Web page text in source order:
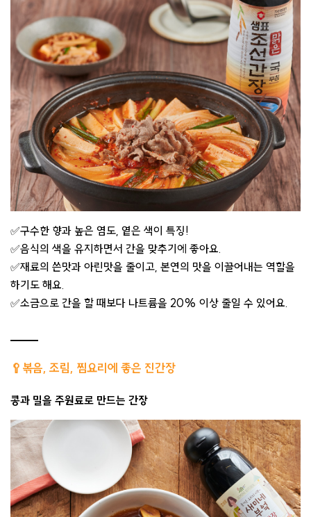
✅구수한 향과 높은 염도, 옅은 색이 특징!
✅음식의 색을 유지하면서 간을 맞추기에 좋아요.
✅재료의 쓴맛과 아린맛을 줄이고, 본연의 맛을 이끌어내는 역할을
하기도 해요.
✅소금으로 간을 할 때보다 나트륨을 20% 이상 줄일 수 있어요.
🥄볶음, 조림, 찜요리에 좋은 진간장
콩과 밀을 주원료로 만드는 간장